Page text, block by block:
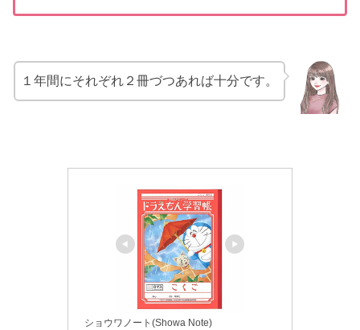
１年間にそれぞれ２冊づつあれば十分です。
ショウワノート(Showa Note)